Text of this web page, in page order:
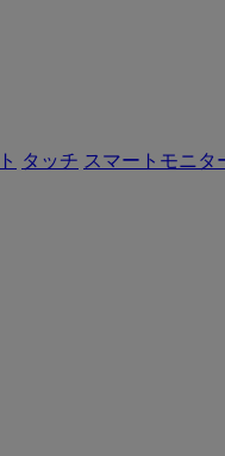
タッチ スマートモニタ